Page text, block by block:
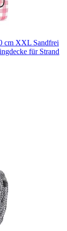
cm XXL Sandfrei
für Strand